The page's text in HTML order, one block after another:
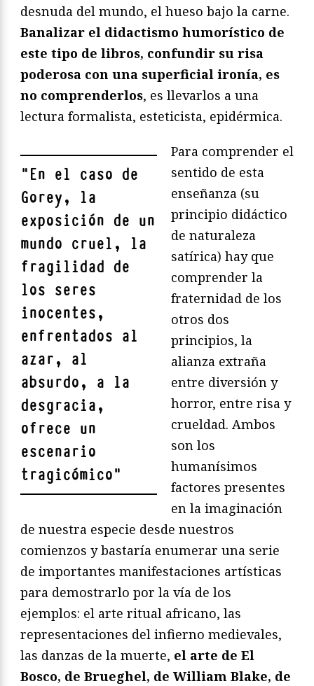
desnuda del mundo, el hueso bajo la carne.
Banalizar el didactismo humorístico de
este tipo de libros, confundir su risa
poderosa con una superficial ironía, es
no comprenderlos, es llevarlos a una
lectura formalista, esteticista, epidérmica.
"En el caso de
Gorey, la
exposición de un
mundo cruel, la
fragilidad de
los seres
inocentes,
enfrentados al
azar, al
absurdo, a la
desgracia,
ofrece un
escenario
tragicómico"
Para comprender el
sentido de esta
enseñanza (su
principio didáctico
de naturaleza
satírica) hay que
comprender la
fraternidad de los
otros dos
principios, la
alianza extraña
entre diversión y
horror, entre risa y
crueldad. Ambos
son los
humanísimos
factores presentes
en la imaginación
de nuestra especie desde nuestros
comienzos y bastaría enumerar una serie
de importantes manifestaciones artísticas
para demostrarlo por la vía de los
ejemplos: el arte ritual africano, las
representaciones del infierno medievales,
las danzas de la muerte, el arte de El
Bosco, de Brueghel, de William Blake, de